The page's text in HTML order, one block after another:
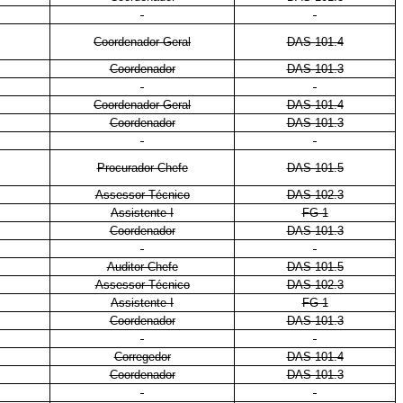
Coordenador-Geral
DAS 101.4
Coordenador DAS 101.3
Coordenador-Geral
DAS 101.4
Coordenador DAS 101.3
Procurador-Chefe
DAS 101.5
Assessor Técnico
DAS 102.3
Assistente I
FG-1
Coordenador DAS 101.3
Auditor-Chefe
DAS 101.5
Assessor Técnico
DAS 102.3
Assistente I
FG-1
Coordenador DAS 101.3
Corregedor
DAS 101.4
Coordenador DAS 101.3